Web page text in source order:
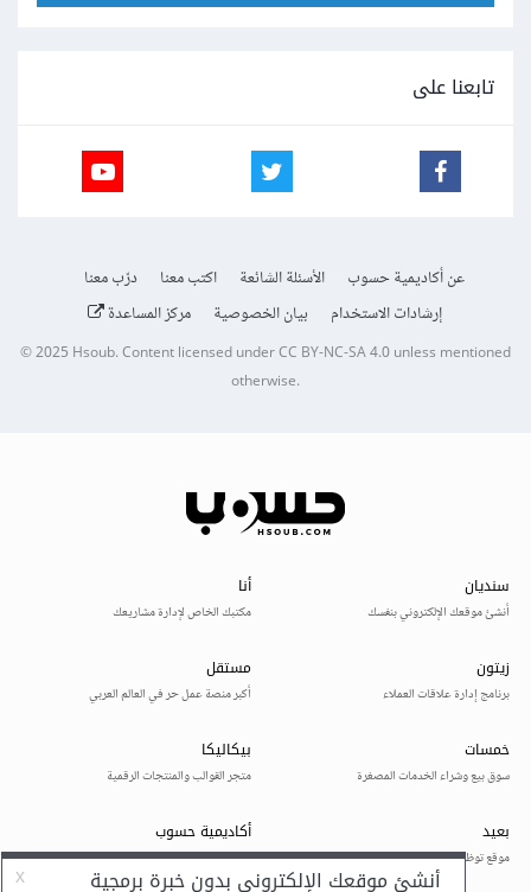
تابعنا على
عن أكاديمية حسوب الأسئلة الشائعة اكتب معنا
درّب معنا
إرشادات الاستخدام
بيان الخصوصية مركز المساعدة
© 2025Hsoub.Content licensed underCC BY-NC-SA 4.0unless mentioned
otherwise.